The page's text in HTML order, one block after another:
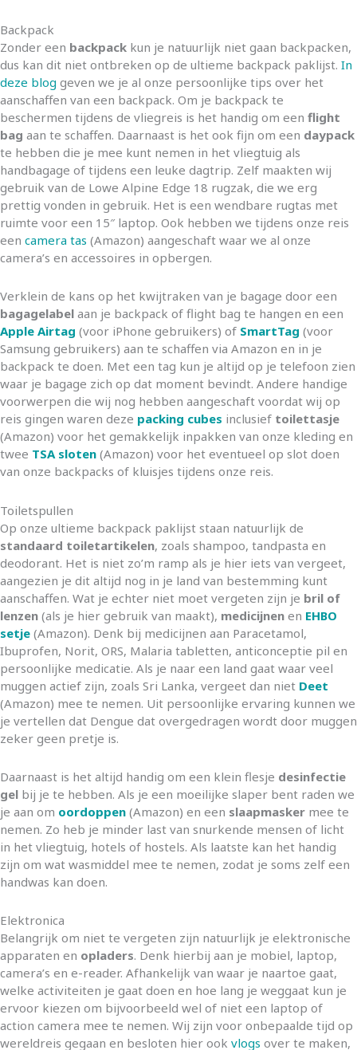
Backpack
Zonder een backpack kun je natuurlijk niet gaan backpacken,
dus kan dit niet ontbreken op de ultieme backpack paklijst. In
deze blog geven we je al onze persoonlijke tips over het
aanschaffen van een backpack. Om je backpack te
beschermen tijdens de vliegreis is het handig om een flight
bag aan te schaffen. Daarnaast is het ook fijn om een daypack
te hebben die je mee kunt nemen in het vliegtuig als
handbagage of tijdens een leuke dagtrip. Zelf maakten wij
gebruik van de Lowe Alpine Edge 18 rugzak, die we erg
prettig vonden in gebruik. Het is een wendbare rugtas met
ruimte voor een 15″ laptop. Ook hebben we tijdens onze reis
een camera tas (Amazon) aangeschaft waar we al onze
camera’s en accessoires in opbergen.
Verklein de kans op het kwijtraken van je bagage door een
bagagelabel aan je backpack of flight bag te hangen en een
Apple Airtag (voor iPhone gebruikers) of SmartTag (voor
Samsung gebruikers) aan te schaffen via Amazon en in je
backpack te doen. Met een tag kun je altijd op je telefoon zien
waar je bagage zich op dat moment bevindt. Andere handige
voorwerpen die wij nog hebben aangeschaft voordat wij op
reis gingen waren deze packing cubes inclusief toilettasje
(Amazon) voor het gemakkelijk inpakken van onze kleding en
twee TSA sloten (Amazon) voor het eventueel op slot doen
van onze backpacks of kluisjes tijdens onze reis.
Toiletspullen
Op onze ultieme backpack paklijst staan natuurlijk de
standaard toiletartikelen, zoals shampoo, tandpasta en
deodorant. Het is niet zo’m ramp als je hier iets van vergeet,
aangezien je dit altijd nog in je land van bestemming kunt
aanschaffen. Wat je echter niet moet vergeten zijn je bril of
lenzen (als je hier gebruik van maakt), medicijnen en EHBO
setje (Amazon). Denk bij medicijnen aan Paracetamol,
Ibuprofen, Norit, ORS, Malaria tabletten, anticonceptie pil en
persoonlijke medicatie. Als je naar een land gaat waar veel
muggen actief zijn, zoals Sri Lanka, vergeet dan niet Deet
(Amazon) mee te nemen. Uit persoonlijke ervaring kunnen we
je vertellen dat Dengue dat overgedragen wordt door muggen
zeker geen pretje is.
Daarnaast is het altijd handig om een klein flesje desinfectie
gel bij je te hebben. Als je een moeilijke slaper bent raden we
je aan om oordoppen (Amazon) en een slaapmasker mee te
nemen. Zo heb je minder last van snurkende mensen of licht
in het vliegtuig, hotels of hostels. Als laatste kan het handig
zijn om wat wasmiddel mee te nemen, zodat je soms zelf een
handwas kan doen.
Elektronica
Belangrijk om niet te vergeten zijn natuurlijk je elektronische
apparaten en opladers. Denk hierbij aan je mobiel, laptop,
camera’s en e-reader. Afhankelijk van waar je naartoe gaat,
welke activiteiten je gaat doen en hoe lang je weggaat kun je
ervoor kiezen om bijvoorbeeld wel of niet een laptop of
action camera mee te nemen. Wij zijn voor onbepaalde tijd op
wereldreis gegaan en besloten hier ook vlogs over te maken,